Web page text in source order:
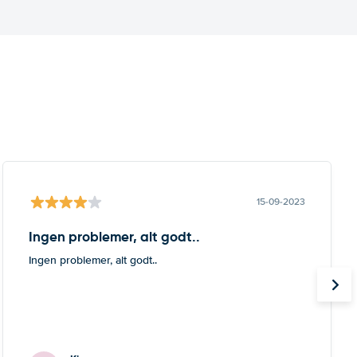
15-09-2023
Ingen problemer, alt godt..
Ingen problemer, alt godt..